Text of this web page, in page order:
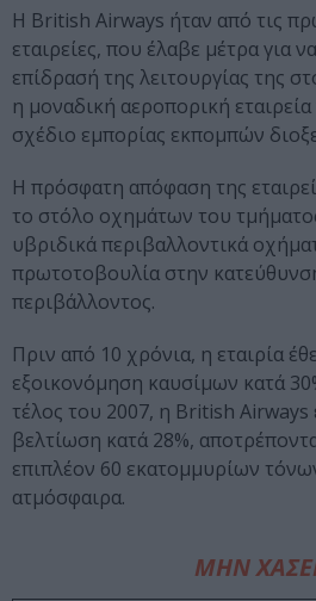
Η British Airways ήταν από τις
εταιρείες, που έλαβε μέτρα για
επίδρασή της λειτουργίας της
η μοναδική αεροπορική
σχέδιο εμπορίας εκπομπών
Η πρόσφατη απόφαση της
το στόλο οχημάτων του
υβριδικά περιβαλλοντικά
πρωτοτοβουλία στην
περιβάλλοντος.
Πριν από 10 χρόνια, η εταιρία
εξοικονόμηση καυσίμων κατά
τέλος του 2007, η British Airways
βελτίωση κατά 28%,
επιπλέον 60 εκατομμυρίων
ατμόσφαιρα.
ΜΗΝ